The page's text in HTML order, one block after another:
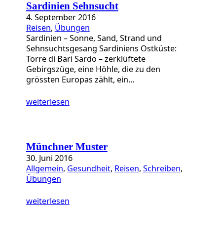
Sardinien Sehnsucht
4. September 2016
Reisen, Übungen
Sardinien – Sonne, Sand, Strand und
Sehnsuchtsgesang Sardiniens Ostküste:
Torre di Bari Sardo – zerklüftete
Gebirgszüge, eine Höhle, die zu den
grössten Europas zählt, ein…
weiterlesen
Münchner Muster
30. Juni 2016
Allgemein, Gesundheit, Reisen, Schreiben
Übungen
weiterlesen